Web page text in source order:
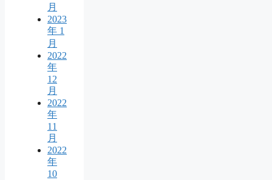
月
2023
年 1
月
2022
年
12
月
2022
年
11
月
2022
年
10